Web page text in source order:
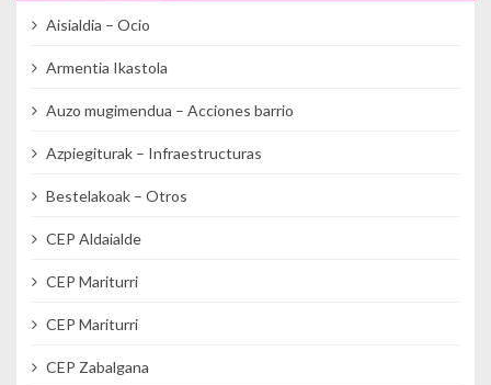
Aisialdia – Ocio
Armentia Ikastola
Auzo mugimendua – Acciones barrio
Azpiegiturak – Infraestructuras
Bestelakoak – Otros
CEP Aldaialde
CEP Mariturri
CEP Mariturri
CEP Zabalgana